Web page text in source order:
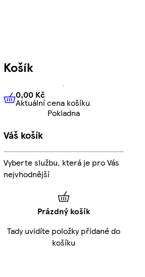
Košík
0,00 KčAktuální cena košíku
0,00 Kč
Aktuální cena košíku
Pokladna
Váš košík
Vyberte službu, která je pro Vás
nejvhodnější
Prázdný košík
Tady uvidíte položky přidané do
košíku